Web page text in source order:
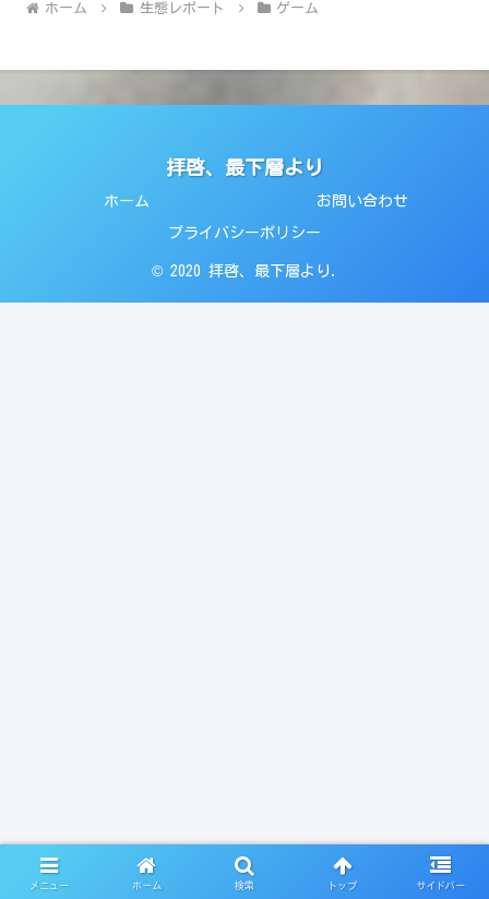
ホーム 生態レポート ゲーム
拝啓、最下層より
ホーム お問い合わせ
プライバシーポリシー
© 2020 拝啓、最下層より.
メニュー ホーム 検索 トップ サイドバー